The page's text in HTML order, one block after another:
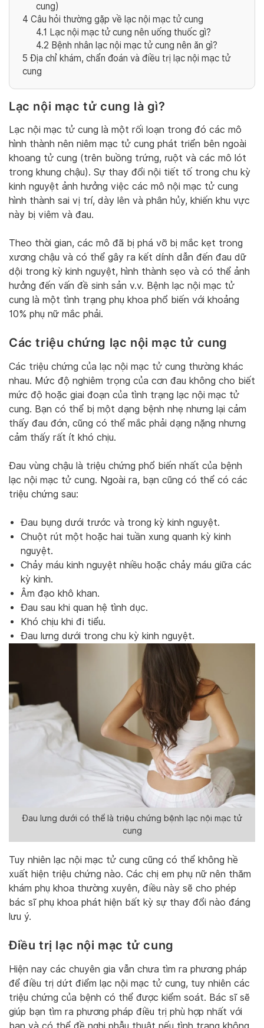
cung)
4 Câu hỏi thường gặp về lạc nội mạc tử cung
4.1 Lạc nội mạc tử cung nên uống thuốc gì?
4.2 Bệnh nhân lạc nội mạc tử cung nên ăn gì?
5 Địa chỉ khám, chẩn đoán và điều trị lạc nội mạc tử
cung
Lạc nội mạc tử cung là gì?
Lạc nội mạc tử cung là một rối loạn trong đó các mô
hình thành nên niêm mạc tử cung phát triển bên ngoài
khoang tử cung (trên buồng trứng, ruột và các mô lót
trong khung chậu). Sự thay đổi nội tiết tố trong chu kỳ
kinh nguyệt ảnh hưởng việc các mô nội mạc tử cung
hình thành sai vị trí, dày lên và phân hủy, khiến khu vực
này bị viêm và đau.
Theo thời gian, các mô đã bị phá vỡ bị mắc kẹt trong
xương chậu và có thể gây ra kết dính dẫn đến đau dữ
dội trong kỳ kinh nguyệt, hình thành sẹo và có thể ảnh
hưởng đến vấn đề sinh sản v.v. Bệnh lạc nội mạc tử
cung là một tình trạng phụ khoa phổ biến với khoảng
10% phụ nữ mắc phải.
Các triệu chứng lạc nội mạc tử cung
Các triệu chứng của lạc nội mạc tử cung thường khác
nhau. Mức độ nghiêm trọng của cơn đau không cho biết
mức độ hoặc giai đoạn của tình trạng lạc nội mạc tử
cung. Bạn có thể bị một dạng bệnh nhẹ nhưng lại cảm
thấy đau đớn, cũng có thể mắc phải dạng nặng nhưng
cảm thấy rất ít khó chịu.
Đau vùng chậu là triệu chứng phổ biến nhất của bệnh
lạc nội mạc tử cung. Ngoài ra, bạn cũng có thể có các
triệu chứng sau:
Đau bụng dưới trước và trong kỳ kinh nguyệt.
Chuột rút một hoặc hai tuần xung quanh kỳ kinh
nguyệt.
Chảy máu kinh nguyệt nhiều hoặc chảy máu giữa các
kỳ kinh.
Âm đạo khô khan.
Đau sau khi quan hệ tình dục.
Khó chịu khi đi tiểu.
Đau lưng dưới trong chu kỳ kinh nguyệt.
Đau lưng dưới có thể là triệu chứng bệnh lạc nội mạc tử
cung
Tuy nhiên lạc nội mạc tử cung cũng có thể không hề
xuất hiện triệu chứng nào. Các chị em phụ nữ nên thăm
khám phụ khoa thường xuyên, điều này sẽ cho phép
bác sĩ phụ khoa phát hiện bất kỳ sự thay đổi nào đáng
lưu ý.
Điều trị lạc nội mạc tử cung
Hiện nay các chuyên gia vẫn chưa tìm ra phương pháp
để điều trị dứt điểm lạc nội mạc tử cung, tuy nhiên các
triệu chứng của bệnh có thể được kiểm soát. Bác sĩ sẽ
giúp bạn tìm ra phương pháp điều trị phù hợp nhất với
bạn và có thể đề nghị phẫu thuật nếu tình trạng không